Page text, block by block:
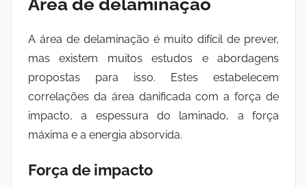
Área de delaminação
A área de delaminação é muito difícil de prever,
mas existem muitos estudos e abordagens
propostas para isso. Estes estabelecem
correlações da área danificada com a força de
impacto, a espessura do laminado, a força
máxima e a energia absorvida.
Força de impacto